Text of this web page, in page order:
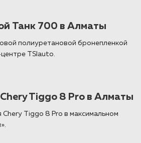
Танк 700 в Алматы
полиуретановой бронепленкой
TSIauto.
Tiggo 8 Pro в Алматы
Tiggo 8 Pro в максимальном